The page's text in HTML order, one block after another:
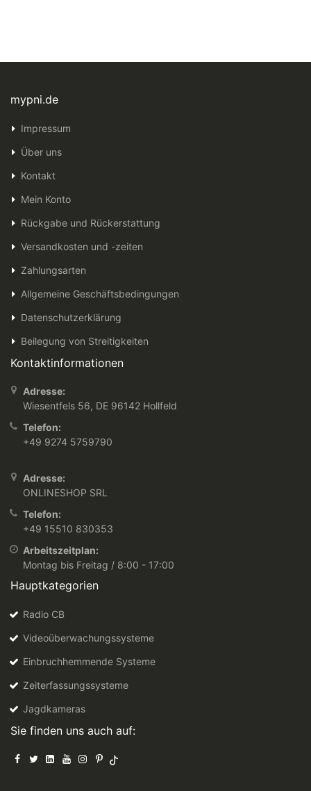
mypni.de
Impressum
Über uns
Kontakt
Mein Konto
Rückgabe und Rückerstattung
Versandkosten und -zeiten
Zahlungsarten
Allgemeine Geschäftsbedingungen
Datenschutzerklärung
Beilegung von Streitigkeiten
Kontaktinformationen
Adresse:
Wiesentfels 56, DE 96142 Hollfeld
Telefon:
+49 9274 5759790
Adresse:
ONLINESHOP SRL
Telefon:
+49 15510 830353
Arbeitszeitplan:
Montag bis Freitag / 8:00 - 17:00
Hauptkategorien
Radio CB
Videoüberwachungssysteme
Einbruchhemmende Systeme
Zeiterfassungssysteme
Jagdkameras
Sie finden uns auch auf: